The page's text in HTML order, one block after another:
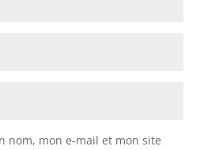
nom, mon e-mail et mon site